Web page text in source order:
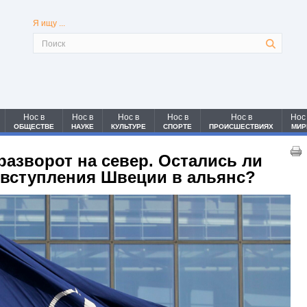
Я ищу ...
Нос в
ОБЩЕСТВЕ
Нос в
НАУКЕ
Нос в
КУЛЬТУРЕ
Нос в
СПОРТЕ
Нос в
ПРОИСШЕСТВИЯХ
Нос
на север. Остались ли
Швеции в альянс?